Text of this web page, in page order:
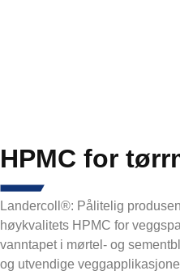
HPMC for
Landercoll®: Pålitelig
høykvalitets HPMC for
vanntapet i mørtel- og
og utvendige